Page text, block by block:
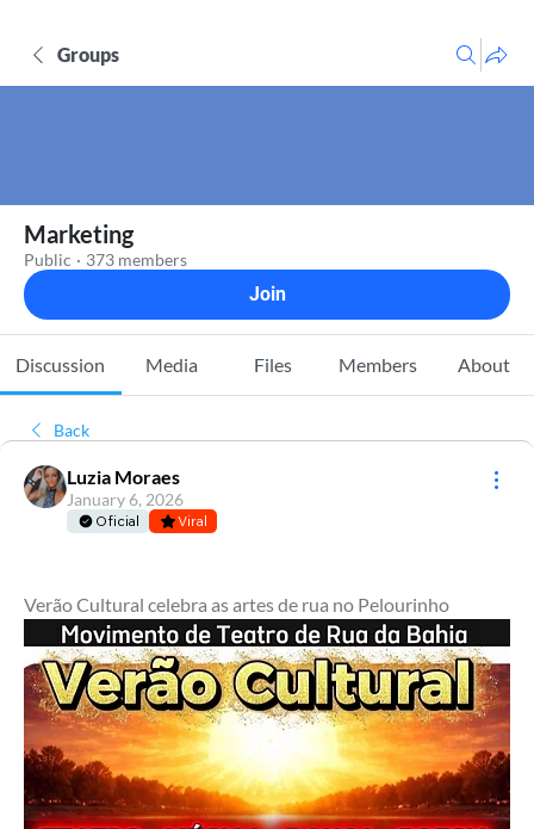
Groups
Marketing
Public · 373 members
Join
Discussion Media Files Members About
Back
Luzia Moraes
January 6, 2026
Oficial Viral
Verão Cultural celebra as artes de rua no Pelourinho